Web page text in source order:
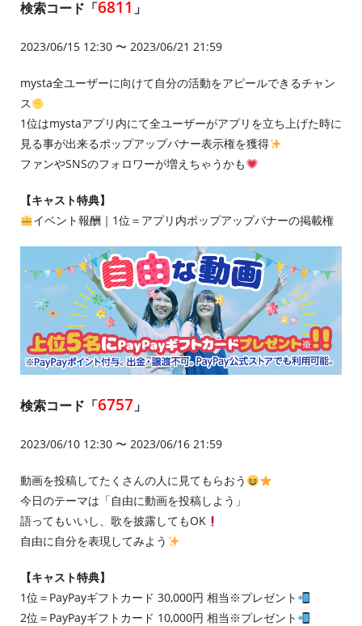
検索コード「6811 」
2023/06/15 12:30 〜 2023/06/21 21:59
mysta全ユーザーに向けて自分の活動をアピールできるチャン
ス
1位はmystaアプリ内にて全ユーザーがアプリを立ち上げた時に
見る事が出来るポップアップバナー表示権を獲得
ファンやSNSのフォロワーが増えちゃうかも
【キャスト特典】
イベント報酬｜1位＝アプリ内ポップアップバナーの掲載権
検索コード「6757 」
2023/06/10 12:30 〜 2023/06/16 21:59
動画を投稿してたくさんの人に見てもらおう
今日のテーマは「自由に動画を投稿しよう」
語ってもいいし、歌を披露してもOK
自由に自分を表現してみよう
【キャスト特典】
1位＝PayPayギフトカード 30,000円 相当※プレゼント
2位＝PayPayギフトカード 10,000円 相当※プレゼント